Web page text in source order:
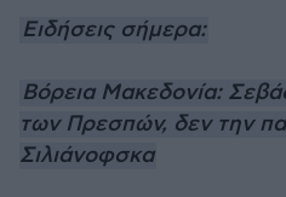
Ειδήσεις σήμερα:
Βόρεια Μακεδονία:
των Πρεσπών, δεν την
Σιλιάνοφσκα